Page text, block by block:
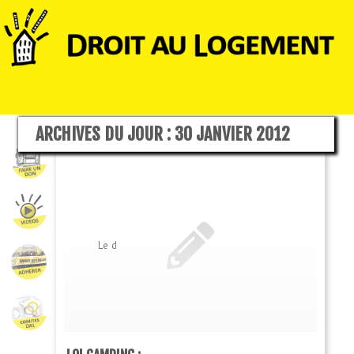
ARCHIVES DU JOUR : 30 JANVIER 2012
Le d